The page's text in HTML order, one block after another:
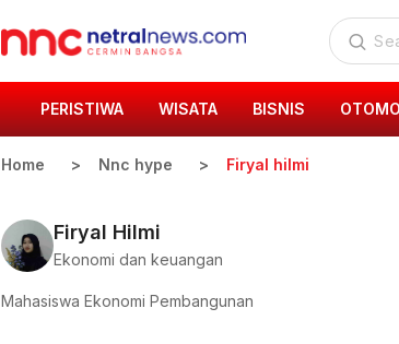
PERISTIWA WISATA BISNIS
Home Nnc hype Firyal hilmi
Firyal Hilmi
Ekonomi dan keuangan
Mahasiswa Ekonomi Pembangunan